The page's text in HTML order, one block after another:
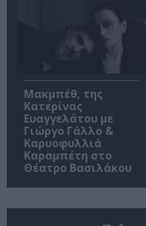
Μακμπέθ, της
Κατερίνας
Ευαγγελάτου με
Γιώργο Γάλλο &
Καρυοφυλλιά
Καραμπέτη στο
Θέατρο Βασιλάκου